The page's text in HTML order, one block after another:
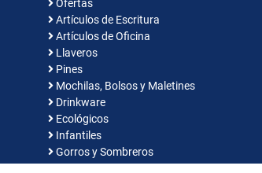
Ofertas
Artículos de Escritura
Artículos de Oficina
Llaveros
Pines
Mochilas, Bolsos y Maletines
Drinkware
Ecológicos
Infantiles
Gorros y Sombreros